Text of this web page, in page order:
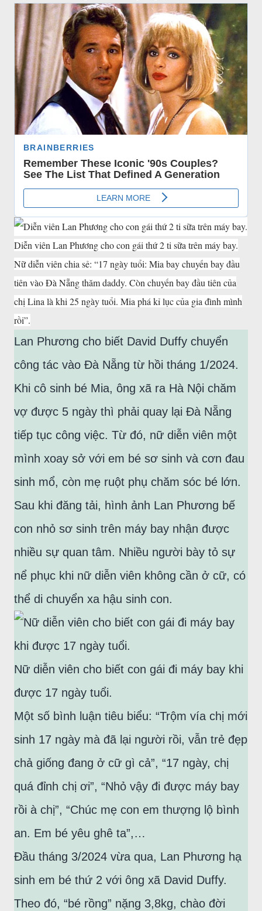
Diễn viên Lan Phương cho con gái thứ 2 ti sữa trên máy bay.
Nữ diễn viên chia sẻ: “17 ngày tuổi: Mia bay chuyến bay đầu
tiên vào Đà Nẵng thăm daddy. Còn chuyến bay đầu tiên của
chị Lina là khi 25 ngày tuổi. Mia phá kỉ lục của gia đình mình
rồi”.
Lan Phương cho biết David Duffy chuyển
công tác vào Đà Nẵng từ hồi tháng 1/2024.
Khi cô sinh bé Mia, ông xã ra Hà Nội chăm
vợ được 5 ngày thì phải quay lại Đà Nẵng
tiếp tục công việc. Từ đó, nữ diễn viên một
mình xoay sở với em bé sơ sinh và cơn đau
sinh mổ, còn mẹ ruột phụ chăm sóc bé lớn.
Sau khi đăng tải, hình ảnh Lan Phương bế
con nhỏ sơ sinh trên máy bay nhận được
nhiều sự quan tâm. Nhiều người bày tỏ sự
nể phục khi nữ diễn viên không cần ở cữ, có
thể di chuyển xa hậu sinh con.
Nữ diễn viên cho biết con gái đi máy bay khi
được 17 ngày tuổi.
Một số bình luận tiêu biểu: “Trộm vía chị mới
sinh 17 ngày mà đã lại người rồi, vẫn trẻ đẹp
chả giống đang ở cữ gì cả”, “17 ngày, chị
quá đỉnh chị ơi”, “Nhỏ vậy đi được máy bay
rồi à chị”, “Chúc mẹ con em thượng lộ bình
an. Em bé yêu ghê ta”,…
Đầu tháng 3/2024 vừa qua, Lan Phương hạ
sinh em bé thứ 2 với ông xã David Duffy.
Theo đó, “bé rồng” nặng 3,8kg, chào đời